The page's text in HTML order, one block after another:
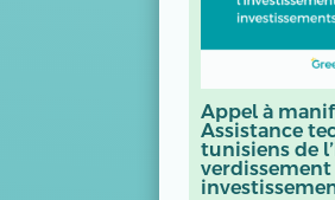
Appel à
Assistance
tunisiens de
verdissement